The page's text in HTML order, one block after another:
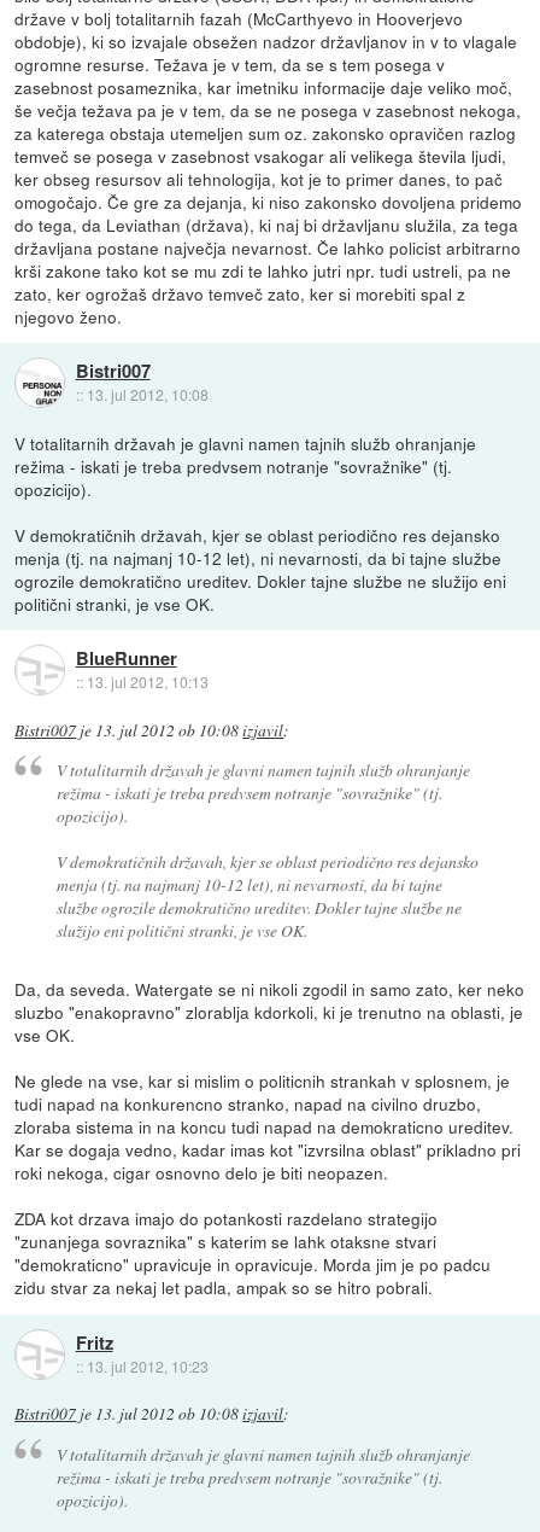
države v bolj totalitarnih fazah (McCarthyevo in Hooverjevo
obdobje), ki so izvajale obsežen nadzor državljanov in v to vlagale
ogromne resurse. Težava je v tem, da se s tem posega v
zasebnost posameznika, kar imetniku informacije daje veliko moč,
še večja težava pa je v tem, da se ne posega v zasebnost nekoga,
za katerega obstaja utemeljen sum oz. zakonsko opravičen razlog
temveč se posega v zasebnost vsakogar ali velikega števila ljudi,
ker obseg resursov ali tehnologija, kot je to primer danes, to pač
omogočajo. Če gre za dejanja, ki niso zakonsko dovoljena pridemo
do tega, da Leviathan (država), ki naj bi državljanu služila, za tega
državljana postane največja nevarnost. Če lahko policist arbitrarno
krši zakone tako kot se mu zdi te lahko jutri npr. tudi ustreli, pa ne
zato, ker ogrožaš državo temveč zato, ker si morebiti spal z
njegovo ženo.
Bistri007
:: 13. jul 2012, 10:08
V totalitarnih državah je glavni namen tajnih služb ohranjanje
režima - iskati je treba predvsem notranje "sovražnike" (tj.
opozicijo).
V demokratičnih državah, kjer se oblast periodično res dejansko
menja (tj. na najmanj 10-12 let), ni nevarnosti, da bi tajne službe
ogrozile demokratično ureditev. Dokler tajne službe ne služijo eni
politični stranki, je vse OK.
BlueRunner
:: 13. jul 2012, 10:13
Bistri007 je 13. jul 2012 ob 10:08izjavil:
V totalitarnih državah je glavni namen tajnih služb ohranjanje
režima - iskati je treba predvsem notranje "sovražnike" (tj.
opozicijo).
V demokratičnih državah, kjer se oblast periodično res dejansko
menja (tj. na najmanj 10-12 let), ni nevarnosti, da bi tajne
službe ogrozile demokratično ureditev. Dokler tajne službe ne
služijo eni politični stranki, je vse OK.
Da, da seveda. Watergate se ni nikoli zgodil in samo zato, ker neko
sluzbo "enakopravno" zlorablja kdorkoli, ki je trenutno na oblasti, je
vse OK.
Ne glede na vse, kar si mislim o politicnih strankah v splosnem, je
tudi napad na konkurencno stranko, napad na civilno druzbo,
zloraba sistema in na koncu tudi napad na demokraticno ureditev.
Kar se dogaja vedno, kadar imas kot "izvrsilna oblast" prikladno pri
roki nekoga, cigar osnovno delo je biti neopazen.
ZDA kot drzava imajo do potankosti razdelano strategijo
"zunanjega sovraznika" s katerim se lahk otaksne stvari
"demokraticno" upravicuje in opravicuje. Morda jim je po padcu
zidu stvar za nekaj let padla, ampak so se hitro pobrali.
Fritz
:: 13. jul 2012, 10:23
Bistri007 je 13. jul 2012 ob 10:08izjavil:
V totalitarnih državah je glavni namen tajnih služb ohranjanje
režima - iskati je treba predvsem notranje "sovražnike" (tj.
opozicijo).